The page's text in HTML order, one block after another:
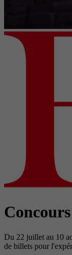
Du 22 juillet au 10
de billets pour